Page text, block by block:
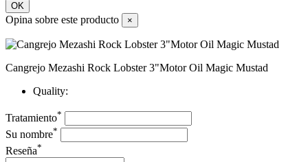
OK
Opina sobre este producto ×
Cangrejo Mezashi Rock Lobster 3"Motor Oil Magic Mustad
Quality:
Tratamiento*
Su nombre*
Reseña*